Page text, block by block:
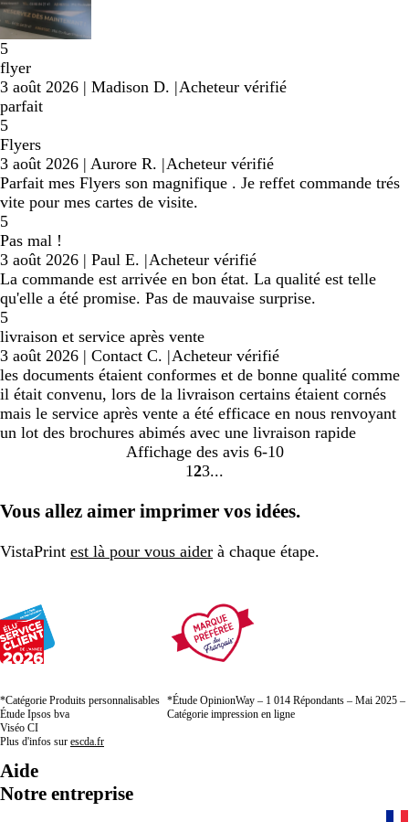
5
flyer
3 août 2026 | Madison D. |Acheteur vérifié
parfait
5
Flyers
3 août 2026 | Aurore R. |Acheteur vérifié
Parfait mes Flyers son magnifique . Je reffet commande trés
vite pour mes cartes de visite.
5
Pas mal !
3 août 2026 | Paul E. |Acheteur vérifié
La commande est arrivée en bon état. La qualité est telle
qu'elle a été promise. Pas de mauvaise surprise.
5
livraison et service après vente
3 août 2026 | Contact C. |Acheteur vérifié
les documents étaient conformes et de bonne qualité comme
il était convenu, lors de la livraison certains étaient cornés
mais le service après vente a été efficace en nous renvoyant
un lot des brochures abimés avec une livraison rapide
Affichage des avis 6-10
Accéder
la
1 Accéder
la
2Accéder
la
3
Vous allez aimer imprimer vos idées.
VistaPrint est là pour vous aider à chaque étape.
*Catégorie Produits personnalisables
Étude Ipsos bva
Viséo CI
Plus d'infos sur escda.fr
*Étude OpinionWay – 1 014 Répondants – Mai 2025 –
Catégorie impression en ligne
Aide
Notre entreprise